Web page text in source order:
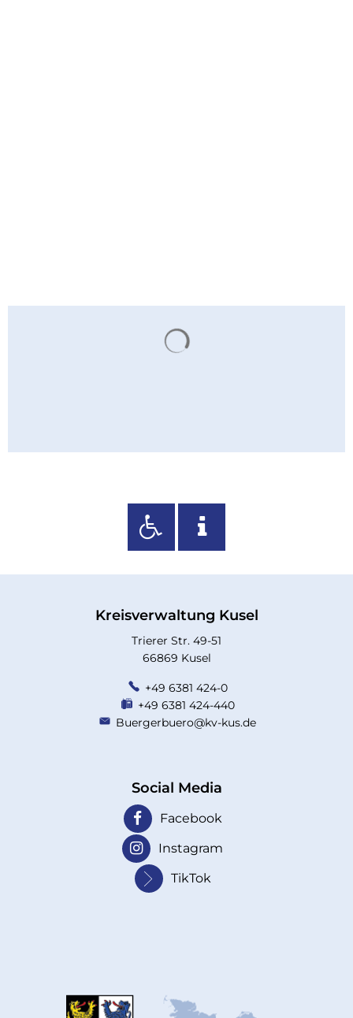
Kreisverwaltung Kusel
Trierer Str. 49-51
66869 Kusel
+49 6381 424-0
+49 6381 424-440
Buergerbuero@kv-kus.de
Social Media
Facebook
Instagram
TikTok